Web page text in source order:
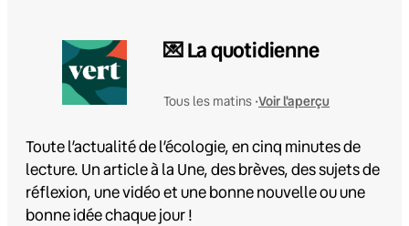
💌 La quotidienne
Tous les matins •Voir l'aperçu
Toute l’actualité de l’écologie, en cinq minutes de
lecture. Un article à la Une, des brèves, des sujets de
réflexion, une vidéo et une bonne nouvelle ou une
bonne idée chaque jour !